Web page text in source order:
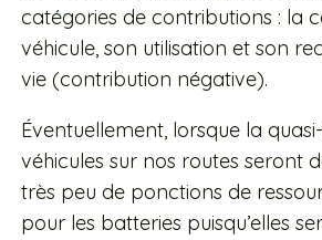
catégories de contributions : la
véhicule, son utilisation et son
vie (contribution négative).
Éventuellement, lorsque la
véhicules sur nos routes seront
très peu de ponctions de
pour les batteries puisqu’elles